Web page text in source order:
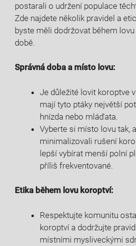
postarali o udržení populace
⁤Zde najdete několik pravidel ⁢a
byste měli dodržovat během
době.
Správná ⁤doba⁢ a místo‌ lovu:
Je důležité lovit koroptve
mají tyto ⁢ptáky největší
hnízda nebo mláďata.
Vyberte si místo lovu tak,
minimalizovali rušení
lepší‍ vybírat menší​ polní
příliš frekventované.
Etika během lovu koroptví:
Respektujte komunitu
koroptví a ​dodržujte
místními mysliveckými